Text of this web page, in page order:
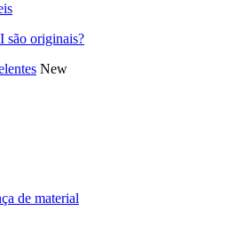
são originais?
New
de material